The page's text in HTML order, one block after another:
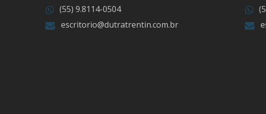
(55) 9.8114-0504
escritorio@dutratrentin.com.br